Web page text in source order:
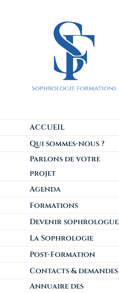
ACCUEIL
Qui sommes-nous ?
Parlons de votre
projet
Agenda
Formations
Devenir sophrologue
La Sophrologie
Post-Formation
Contacts & demandes
Annuaire des